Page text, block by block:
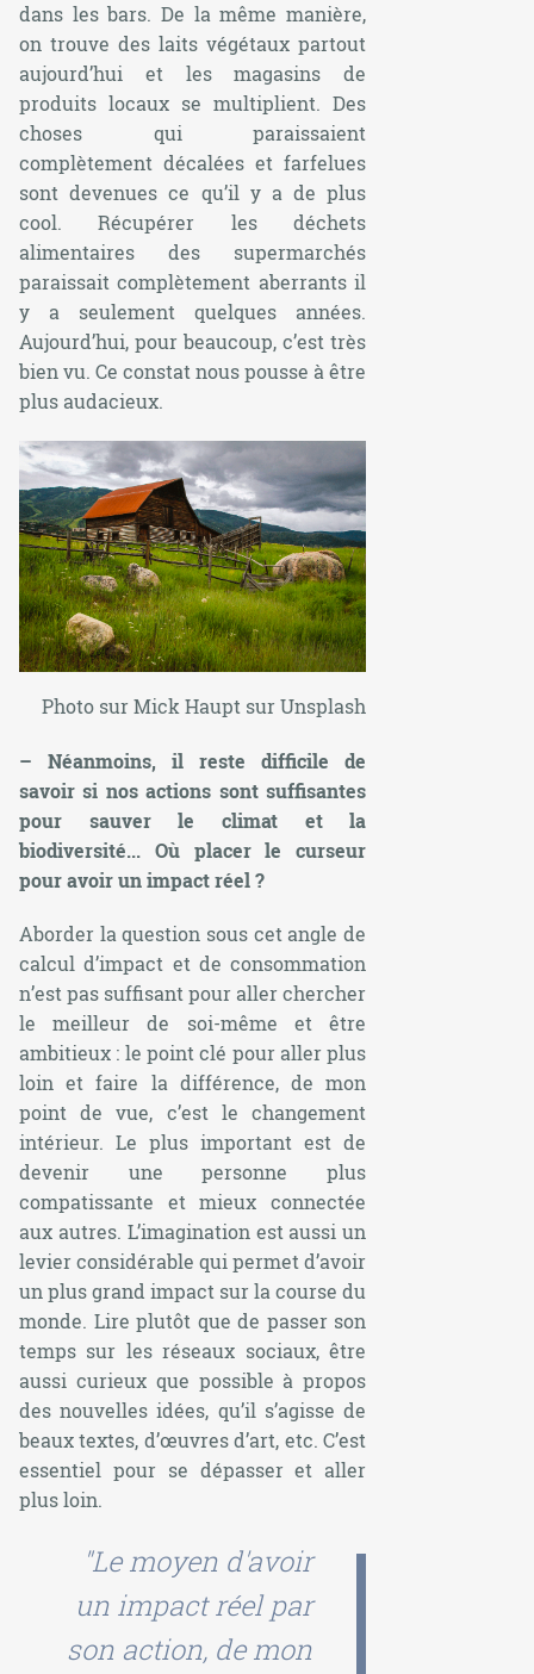
dans les bars. De la même manière,
on trouve des laits végétaux partout
aujourd’hui et les magasins de
produits locaux se multiplient. Des
choses qui paraissaient
complètement décalées et farfelues
sont devenues ce qu’il y a de plus
cool. Récupérer les déchets
alimentaires des supermarchés
paraissait complètement aberrants il
y a seulement quelques années.
Aujourd’hui, pour beaucoup, c’est très
bien vu. Ce constat nous pousse à être
plus audacieux.
Photo sur Mick Haupt sur Unsplash
– Néanmoins, il reste difficile de
savoir si nos actions sont suffisantes
pour sauver le climat et la
biodiversité... Où placer le curseur
pour avoir un impact réel ?
Aborder la question sous cet angle de
calcul d’impact et de consommation
n’est pas suffisant pour aller chercher
le meilleur de soi-même et être
ambitieux : le point clé pour aller plus
loin et faire la différence, de mon
point de vue, c’est le changement
intérieur. Le plus important est de
devenir une personne plus
compatissante et mieux connectée
aux autres. L’imagination est aussi un
levier considérable qui permet d’avoir
un plus grand impact sur la course du
monde. Lire plutôt que de passer son
temps sur les réseaux sociaux, être
aussi curieux que possible à propos
des nouvelles idées, qu’il s’agisse de
beaux textes, d’œuvres d’art, etc. C’est
essentiel pour se dépasser et aller
plus loin.
"Le moyen d'avoir
un impact réel par
son action, de mon